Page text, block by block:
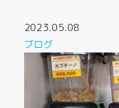
2023.05.08
ブログ